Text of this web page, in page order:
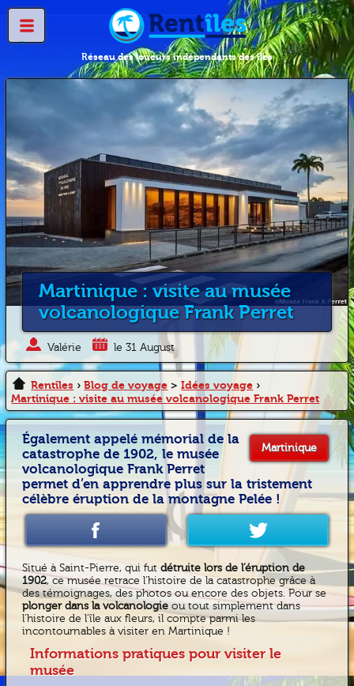
Réseau des loueurs indépendants des îles
Martinique : visite au musée
volcanologique Frank Perret
Valérie le 31 August
Rentîles › Blog de voyage > Idées voyage ›
Martinique : visite au musée volcanologique Frank Perret
Martinique
Également appelé mémorial de la
catastrophe de 1902, le musée
volcanologique Frank Perret
permet d’en apprendre plus sur la tristement
célèbre éruption de la montagne Pelée !
Situé à Saint-Pierre, qui futdétruite lors de l’éruption de
1902, ce musée retrace l’histoire de la catastrophe grâce à
des témoignages, des photos ou encore des objets. Pour se
plonger dans la volcanologie ou tout simplement dans
l’histoire de l’île aux fleurs, il compte parmi les
incontournables à visiter en Martinique !
Informations pratiques pour visiter le
musée